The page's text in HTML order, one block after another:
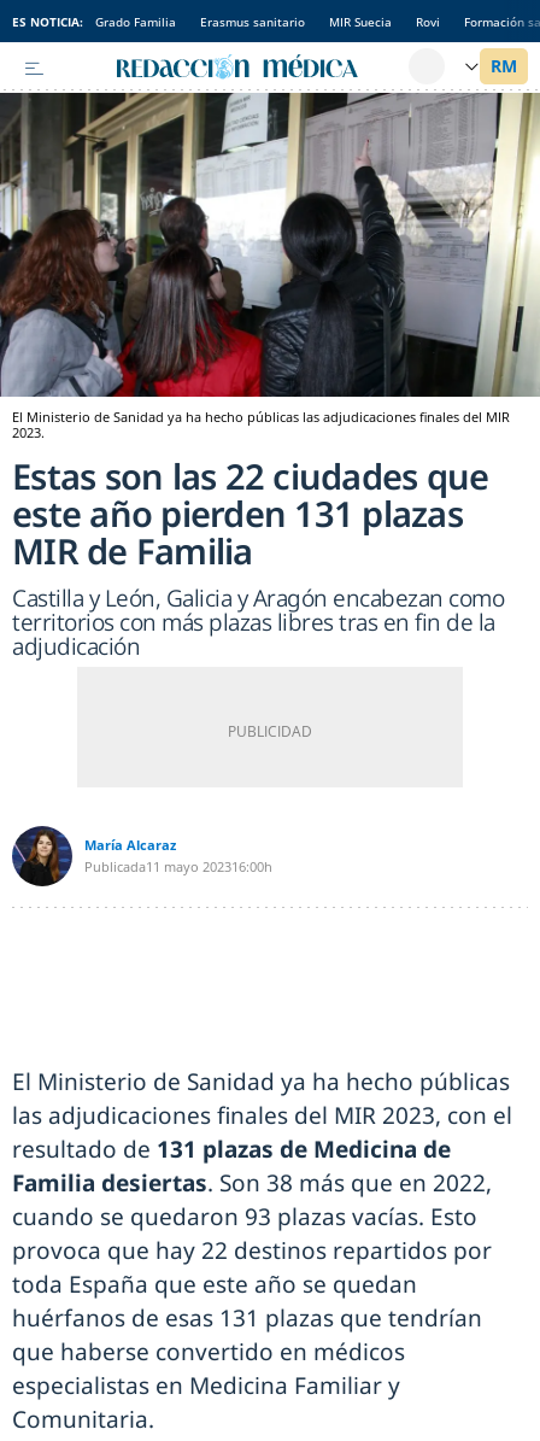
ES NOTICIA: Grado Familia Erasmus sanitario MIR Suecia Rovi Formación
El Ministerio de Sanidad ya ha hecho públicas las adjudicaciones finales del MIR
2023.
Estas son las 22 ciudades que
este año pierden 131 plazas
MIR de Familia
Castilla y León, Galicia y Aragón encabezan como
territorios con más plazas libres tras en fin de la
adjudicación
María Alcaraz
Publicada11 mayo 202316:00h
El Ministerio de Sanidad ya ha hecho públicas
las adjudicaciones finales del MIR 2023, con el
resultado de 131 plazas de Medicina de
Familia desiertas. Son 38 más que en 2022,
cuando se quedaron 93 plazas vacías. Esto
provoca que hay 22 destinos repartidos por
toda España que este año se quedan
huérfanos de esas 131 plazas que tendrían
que haberse convertido en médicos
especialistas en Medicina Familiar y
Comunitaria.